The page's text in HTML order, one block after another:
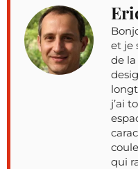
et je
de
j’ai
qui